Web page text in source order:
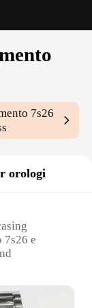
7s26
orologi
7s26 e